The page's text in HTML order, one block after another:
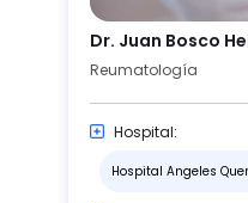
Dr. Juan Bosco
Reumatología
Hospital:
Hospital Angeles